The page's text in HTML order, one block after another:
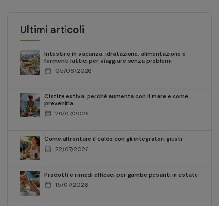
Ultimi articoli
Intestino in vacanza: idratazione, alimentazione e
fermenti lattici per viaggiare senza problemi
calendar_month 05/08/2026
Cistite estiva: perché aumenta con il mare e come
prevenirla
calendar_month 29/07/2026
Come affrontare il caldo con gli integratori giusti
calendar_month 22/07/2026
Prodotti e rimedi efficaci per gambe pesanti in estate
calendar_month 15/07/2026